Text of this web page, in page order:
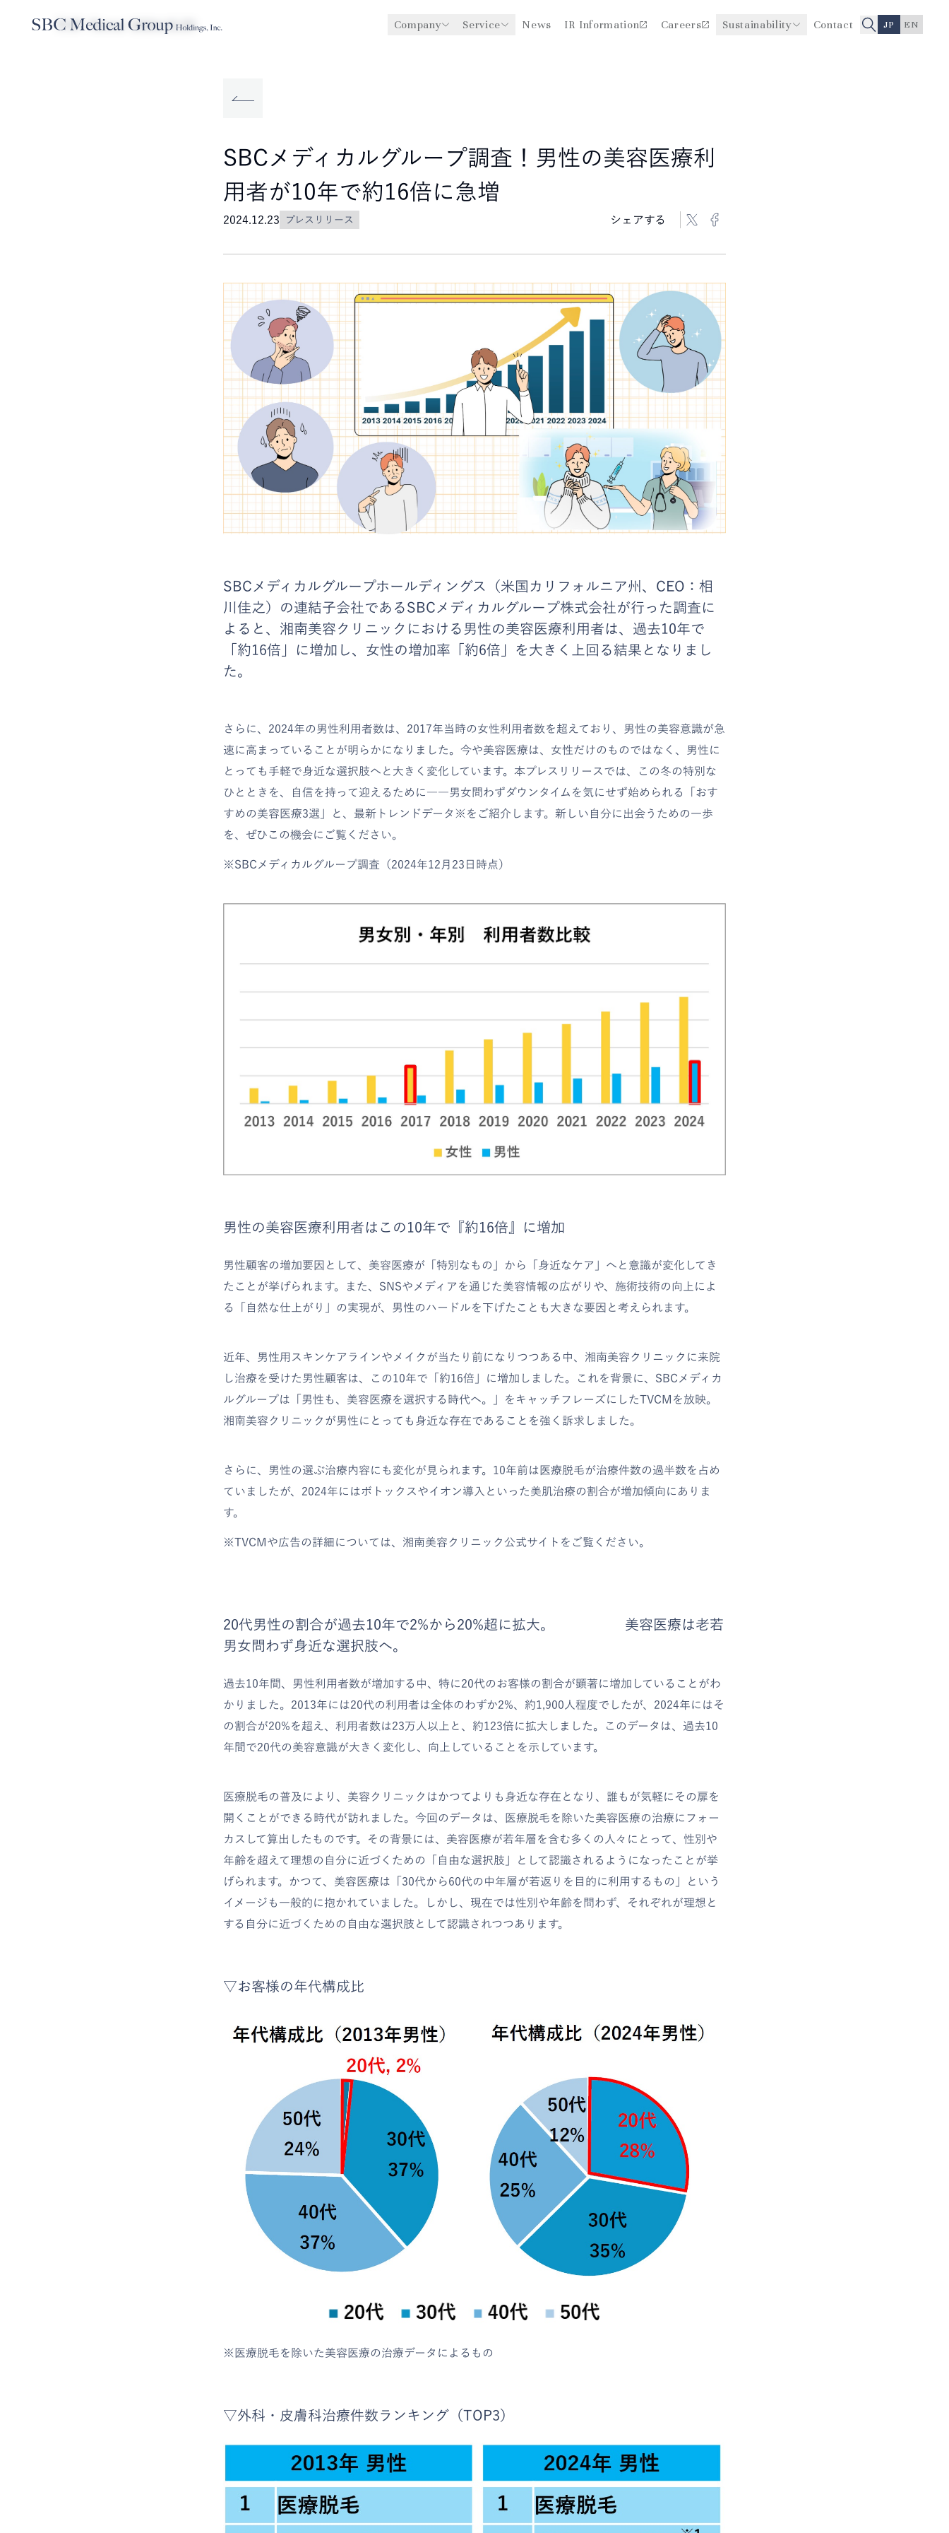
Company Service News IR Information Careers Sustainability Contact JP EN
Company
Service
Sustainability
TOP News 2024.12.23
SBCメディカルグループ調査！男性の美容医療利
用者が10年で約16倍に急増
2024.12.23 プレスリリース シェアする
SBCメディカルグループホールディングス（米国カリフォルニア州、CEO：相
川佳之）の連結子会社であるSBCメディカルグループ株式会社が行った調査に
よると、湘南美容クリニックにおける男性の美容医療利用者は、過去10年で
「約16倍」に増加し、女性の増加率「約6倍」を大きく上回る結果となりまし
た。
さらに、2024年の男性利用者数は、2017年当時の女性利用者数を超えており、男性の美容意識が急
速に高まっていることが明らかになりました。今や美容医療は、女性だけのものではなく、男性に
とっても手軽で身近な選択肢へと大きく変化しています。本プレスリリースでは、この冬の特別な
ひとときを、自信を持って迎えるために――男女問わずダウンタイムを気にせず始められる「おす
すめの美容医療3選」と、最新トレンドデータ※をご紹介します。新しい自分に出会うための一歩
を、ぜひこの機会にご覧ください。
※SBCメディカルグループ調査（2024年12月23日時点）
男性の美容医療利用者はこの10年で『約16倍』に増加
男性顧客の増加要因として、美容医療が「特別なもの」から「身近なケア」へと意識が変化してき
たことが挙げられます。また、SNSやメディアを通じた美容情報の広がりや、施術技術の向上によ
る「自然な仕上がり」の実現が、男性のハードルを下げたことも大きな要因と考えられます。
近年、男性用スキンケアラインやメイクが当たり前になりつつある中、湘南美容クリニックに来院
し治療を受けた男性顧客は、この10年で「約16倍」に増加しました。これを背景に、SBCメディカ
ルグループは「男性も、美容医療を選択する時代へ。」をキャッチフレーズにしたTVCMを放映。
湘南美容クリニックが男性にとっても身近な存在であることを強く訴求しました。
さらに、男性の選ぶ治療内容にも変化が見られます。10年前は医療脱毛が治療件数の過半数を占め
ていましたが、2024年にはボトックスやイオン導入といった美肌治療の割合が増加傾向にありま
す。
※TVCMや広告の詳細については、湘南美容クリニック公式サイトをご覧ください。
20代男性の割合が過去10年で2%から20%超に拡大。 美容医療は老若
男女問わず身近な選択肢へ。
過去10年間、男性利用者数が増加する中、特に20代のお客様の割合が顕著に増加していることがわ
かりました。2013年には20代の利用者は全体のわずか2%、約1,900人程度でしたが、2024年にはそ
の割合が20%を超え、利用者数は23万人以上と、約123倍に拡大しました。このデータは、過去10
年間で20代の美容意識が大きく変化し、向上していることを示しています。
医療脱毛の普及により、美容クリニックはかつてよりも身近な存在となり、誰もが気軽にその扉を
開くことができる時代が訪れました。今回のデータは、医療脱毛を除いた美容医療の治療にフォー
カスして算出したものです。その背景には、美容医療が若年層を含む多くの人々にとって、性別や
年齢を超えて理想の自分に近づくための「自由な選択肢」として認識されるようになったことが挙
げられます。かつて、美容医療は「30代から60代の中年層が若返りを目的に利用するもの」という
イメージも一般的に抱かれていました。しかし、現在では性別や年齢を問わず、それぞれが理想と
する自分に近づくための自由な選択肢として認識されつつあります。
▽お客様の年代構成比
※医療脱毛を除いた美容医療の治療データによるもの
▽外科・皮膚科治療件数ランキング（TOP3）